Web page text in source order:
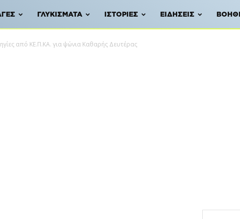
ΓΛΥΚΊΣΜΑΤΑ ΙΣΤΟΡΊΕΣ ΕΙΔΉΣΕΙΣ
από ΚΕ.Π.ΚΑ. για ψώνια Καθαρής Δευτέρας